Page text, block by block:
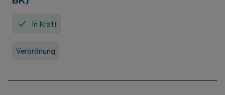
In Kraft
Verordnung